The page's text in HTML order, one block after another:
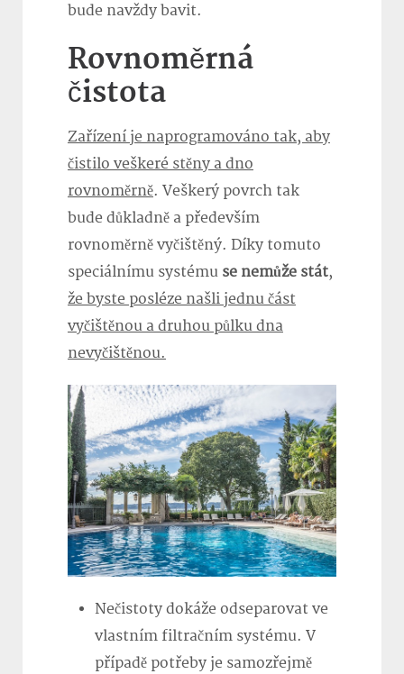
bude navždy bavit.
Rovnoměrná
čistota
Zařízení je naprogramováno tak, aby
čistilo veškeré stěny a dno
rovnoměrně. Veškerý povrch tak
bude důkladně a především
rovnoměrně vyčištěný. Díky tomuto
speciálnímu systému se nemůže stát,
že byste posléze našli jednu část
vyčištěnou a druhou půlku dna
nevyčištěnou.
Nečistoty dokáže odseparovat ve
vlastním filtračním systému. V
případě potřeby je samozřejmě